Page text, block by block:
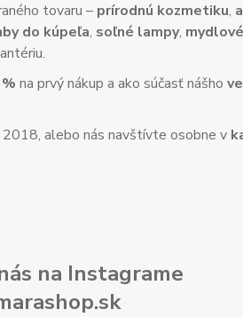
tovaru – prírodnú kozmetiku,
do kúpeľa, soľné lampy,
na prvý nákup a ako súčasť nášho
2018, alebo nás navštívte osobne v
na Instagrame